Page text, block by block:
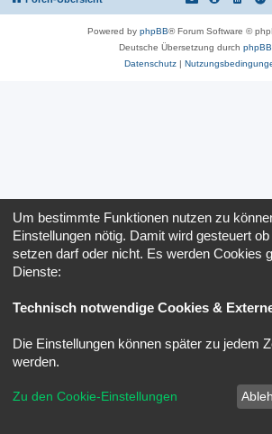
Powered by phpBB® Forum Software ©
Deutsche Übersetzung durch
Datenschutz|
Um bestimmte Funktionen nutzen zu
Einstellungen nötig. Damit wird gesteuert
setzen darf oder nicht. Es werden Cookies
Dienste:
Technisch notwendige Cookies &
Die Einstellungen können später zu jedem
werden.
Zu den Cookie-Einstellungen